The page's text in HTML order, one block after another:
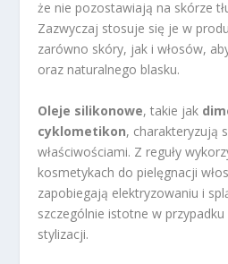
że nie pozostawiają na skórze
Zazwyczaj stosuje się je w
zarówno skóry, jak i włosów,
oraz naturalnego blasku.
Oleje silikonowe, takie jak
cyklometikon, charakteryzują
właściwościami. Z reguły
kosmetykach do pielęgnacji
zapobiegają elektryzowaniu i
szczególnie istotne w
stylizacji.